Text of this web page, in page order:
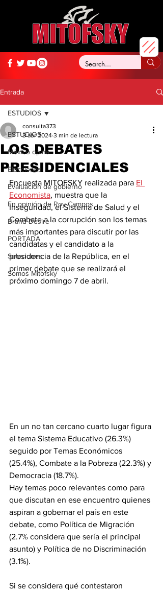
Entrada
ESTUDIOS
México opina
Elecciones
Evaluación de gobierno
En opinión de Roy Campos
Brand Desire
PORTADA
Soluciones
Somos Mitofsky
ESTUDIOS
LOS DEBATES
PRESIDENCIALES
consulta373
3 abr 2024 3 min de lectura
Encuesta MITOFSKY realizada para El
Economista, muestra que la
Inseguridad, el Sistema de Salud y el
Combate a la corrupción son los temas
más importantes para discutir por las
candidatas y el candidato a la
presidencia de la República, en el
primer debate que se realizará el
próximo domingo 7 de abril.
En un no tan cercano cuarto lugar figura
el tema Sistema Educativo (26.3%)
seguido por Temas Económicos
(25.4%), Combate a la Pobreza (22.3%) y
Democracia (18.7%).
Hay temas poco relevantes como para
que discutan en ese encuentro quienes
aspiran a gobernar el país en este
debate, como Política de Migración
(2.7% considera que sería el principal
asunto) y Política de no Discriminación
(3.1%).
Si se considera qué contestaron